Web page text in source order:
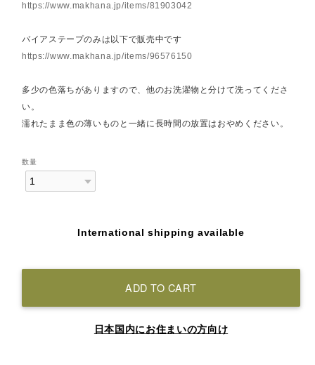
https://www.makhana.jp/items/81903042
バイアステープのみは以下で販売中です
https://www.makhana.jp/items/96576150
多少の色落ちがありますので、他のお洗濯物と分けて洗ってくださ
い。
濡れたまま色の薄いものと一緒に長時間の放置はおやめください。
数量
International shipping available
ADD TO CART
日本国内にお住まいの方向け